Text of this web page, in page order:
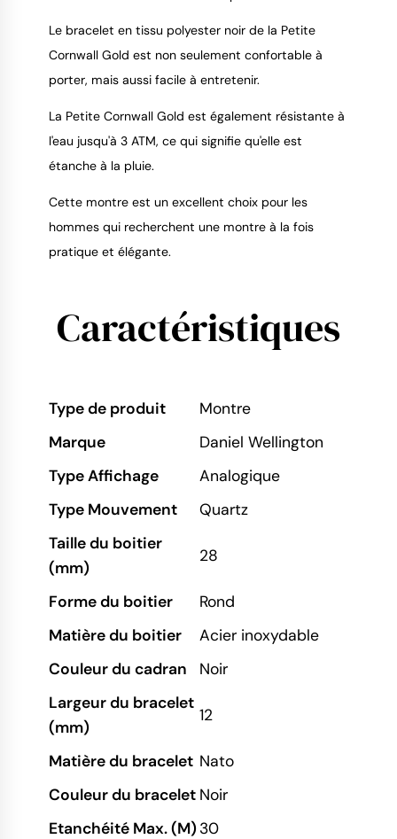
Le bracelet en tissu polyester noir de la Petite
Cornwall Gold est non seulement confortable à
porter, mais aussi facile à entretenir.
La Petite Cornwall Gold est également résistante à
l'eau jusqu'à 3 ATM, ce qui signifie qu'elle est
étanche à la pluie.
Cette montre est un excellent choix pour les
hommes qui recherchent une montre à la fois
pratique et élégante.
Caractéristiques
Type de produit
Montre
Marque
Daniel Wellington
Type Affichage
Analogique
Type Mouvement
Quartz
Taille du boitier
(mm)
28
Forme du boitier
Rond
Matière du boitier
Acier inoxydable
Couleur du cadran
Noir
Largeur du bracelet
(mm)
12
Matière du bracelet Nato
Couleur du bracelet Noir
Etanchéité Max. (M)30